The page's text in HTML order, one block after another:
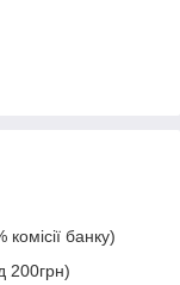
банку)
200грн)